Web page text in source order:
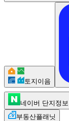
토지이음
네이버 단지정보
부동산플래닛